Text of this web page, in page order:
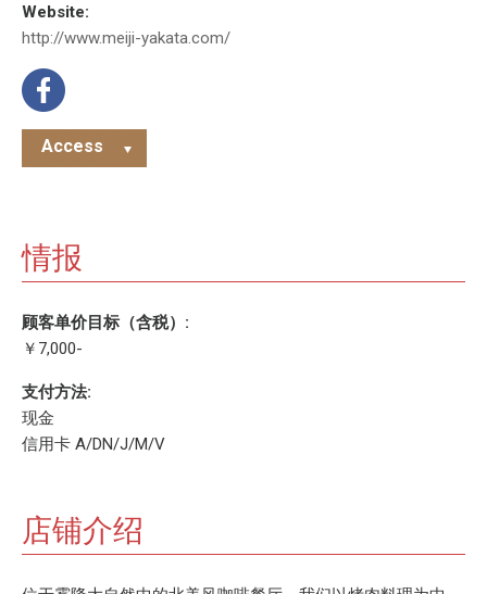
Website:
http://www.meiji-yakata.com/
Access
情报
顾客单价目标（含税）:
￥7,000-
支付方法:
现金
信用卡 A/DN/J/M/V
店铺介绍